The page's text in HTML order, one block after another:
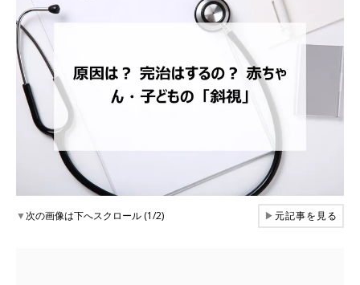
▼次の画像は下へスクロール (1/2) ▶元記事を見る